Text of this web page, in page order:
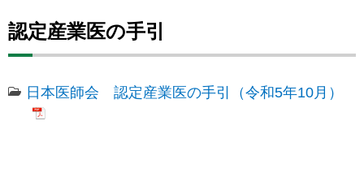
認定産業医の手引
日本医師会 認定産業医の手引（令和5年10月）